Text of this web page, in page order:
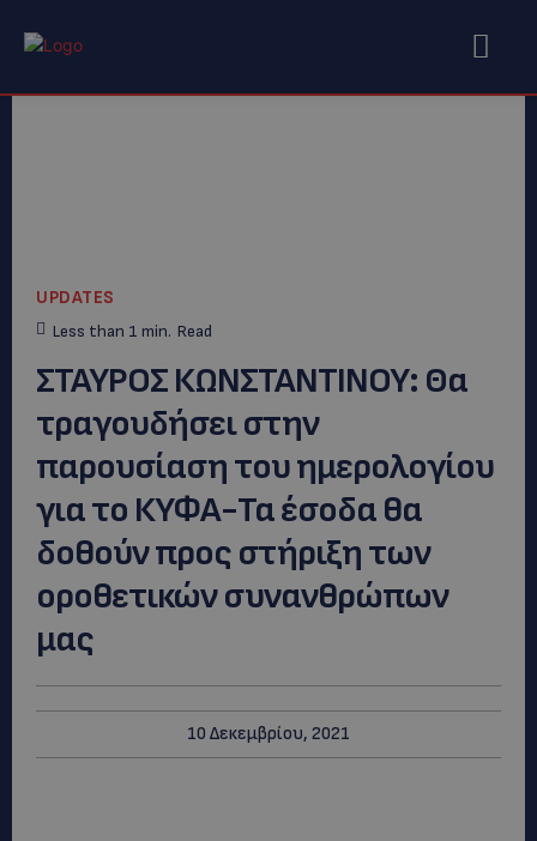
UPDATES
Less than 1 min. Read
ΣΤΑΥΡΟΣ ΚΩΝΣΤΑΝΤΙΝΟΥ: Θα
τραγουδήσει στην
παρουσίαση του ημερολογίου
για το ΚΥΦΑ-Τα έσοδα θα
δοθούν προς στήριξη των
οροθετικών συνανθρώπων
μας
10 Δεκεμβρίου, 2021